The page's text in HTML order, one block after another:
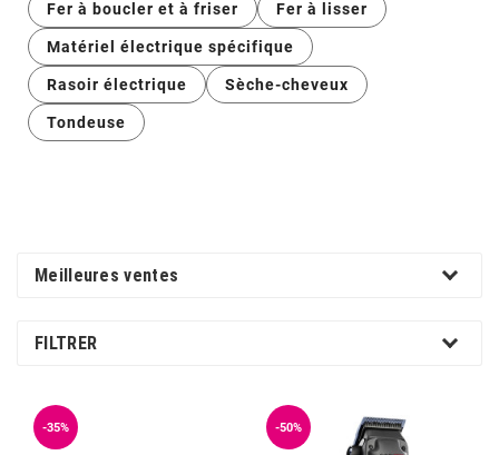
de celui de vos clients.
confiance dans votre outillage de travail.
technologique indispensable pour garantir des
résultats professionnels d'exception à chaque
utilisation.
Fer à boucler et à friser Fer à lisser
Matériel électrique spécifique
Rasoir électrique Sèche-cheveux
Tondeuse
Meilleures ventes
FILTRER
-35% -50%